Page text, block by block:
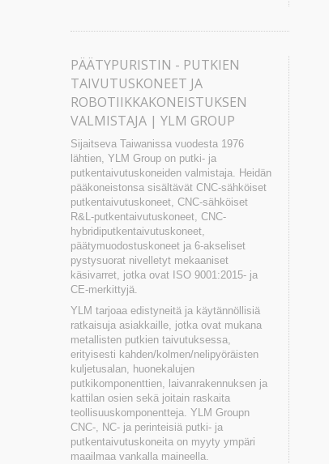
PÄÄTYPURISTIN - PUTKIEN
TAIVUTUSKONEET JA
ROBOTIIKKAKONEISTUKSEN
VALMISTAJA | YLM GROUP
Sijaitseva Taiwanissa vuodesta 1976
lähtien, YLM Group on putki- ja
putkentaivutuskoneiden valmistaja. Heidän
pääkoneistonsa sisältävät CNC-sähköiset
putkentaivutuskoneet, CNC-sähköiset
R&L-putkentaivutuskoneet, CNC-
hybridiputkentaivutuskoneet,
päätymuodostuskoneet ja 6-akseliset
pystysuorat nivelletyt mekaaniset
käsivarret, jotka ovat ISO 9001:2015- ja
CE-merkittyjä.
YLM tarjoaa edistyneitä ja käytännöllisiä
ratkaisuja asiakkaille, jotka ovat mukana
metallisten putkien taivutuksessa,
erityisesti kahden/kolmen/nelipyöräisten
kuljetusalan, huonekalujen
putkikomponenttien, laivanrakennuksen ja
kattilan osien sekä joitain raskaita
teollisuuskomponentteja. YLM Groupn
CNC-, NC- ja perinteisiä putki- ja
putkentaivutuskoneita on myyty ympäri
maailmaa vankalla maineella.